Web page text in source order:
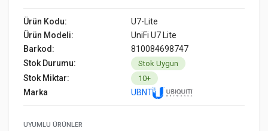
Ürün Kodu:
U7-Lite
Ürün Modeli:
UniFi U7 Lite
Barkod:
810084698747
Stok Durumu:
Stok Uygun
Stok Miktar: 10+
Marka UBNT
UYUMLU ÜRÜNLER